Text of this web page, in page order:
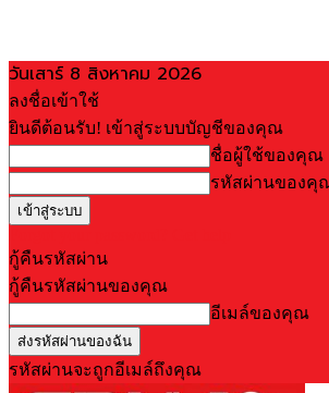
วันเสาร์ 8 สิงหาคม 2026
ลงชื่อเข้าใช้
ยินดีต้อนรับ! เข้าสู่ระบบบัญชีของคุณ
ชื่อผู้ใช้ของคุณ
รหัสผ่านของคุ
กู้คืนรหัสผ่าน
กู้คืนรหัสผ่านของคุณ
อีเมล์ของคุณ
รหัสผ่านจะถูกอีเมล์ถึงคุณ